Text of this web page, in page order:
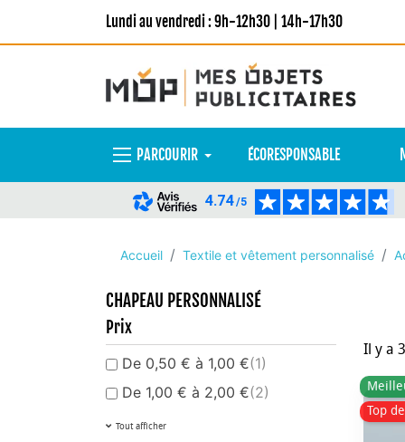
Lundi au vendredi : 9h-12h30 | 14h-17h30
PARCOURIR ÉCORESPONSABLE
4.74/5
Accueil Textile et vêtement personnalisé
CHAPEAU PERSONNALISÉ
Prix
De 0,50 € à 1,00 €(1)
De 1,00 € à 2,00 €(2)
Tout afficher
Il y a
Top